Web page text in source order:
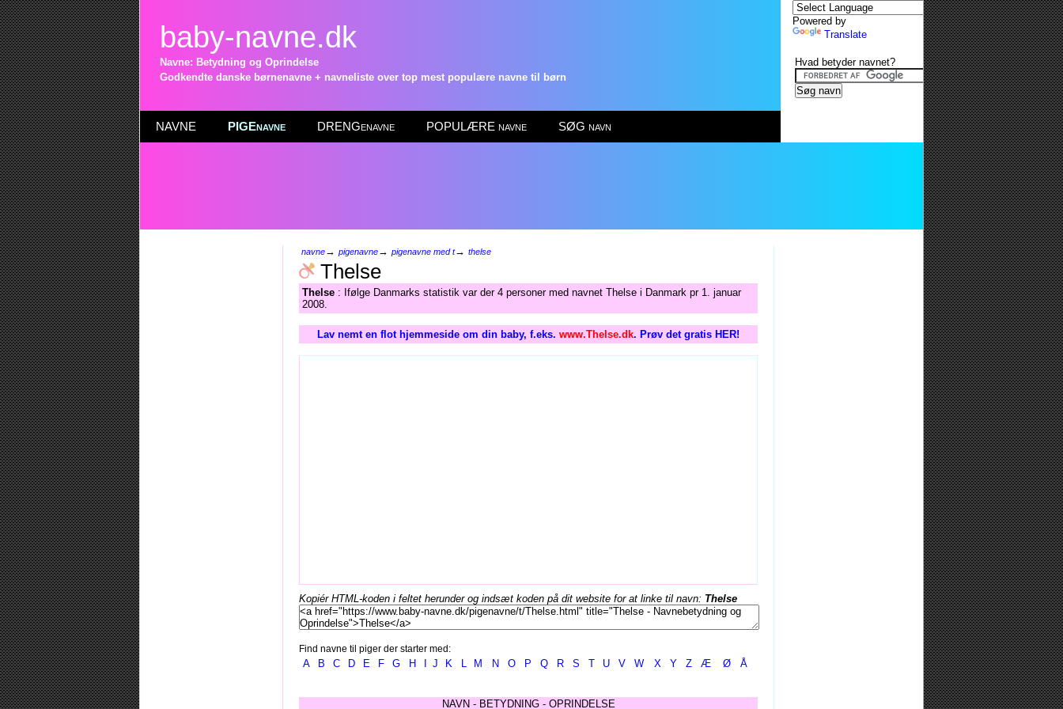
baby-navne.dk
Navne: Betydning og Oprindelse
Godkendte danske børnenavne + navneliste over top mest populære navne til børn
NAVNE PIGEnavne DRENGenavne POPULÆRE navne SØG navn
navne→ pigenavne→ pigenavne med t→ thelse
Thelse
Thelse : Ifølge Danmarks statistik var der 4 personer med navnet Thelse i Danmark pr 1. januar
2008.
Lav nemt en flot hjemmeside om din baby, f.eks. www.Thelse.dk. Prøv det gratis HER!
Kopiér HTML-koden i feltet herunder og indsæt koden på dit website for at linke til navn: Thelse
Find navne til piger der starter med:
A B C D E F G H J K L M N O P Q R S T U V W X Y Z Æ Ø Å
NAVN - BETYDNING - OPRINDELSE
Powered by
Translate
Hvad betyder navnet?